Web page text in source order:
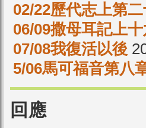
02/22歷代志上第
06/09撒母耳記上
07/08我復活以後
5/06馬可福音第八
回應